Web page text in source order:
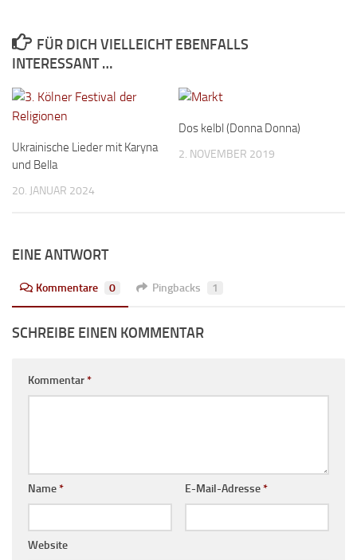
FÜR DICH VIELLEICHT EBENFALLS
INTERESSANT …
Ukrainische Lieder mit Karyna
und Bella
20. JANUAR 2024
Dos kelbl (Donna Donna)
2. NOVEMBER 2019
EINE ANTWORT
Kommentare 0 Pingbacks 1
SCHREIBE EINEN KOMMENTAR
Kommentar*
Name* E-Mail-Adresse*
Website